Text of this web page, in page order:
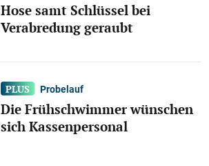
Hose samt Schlüssel bei
Verabredung geraubt
Probelauf
Die Frühschwimmer wünschen
sich Kassenpersonal